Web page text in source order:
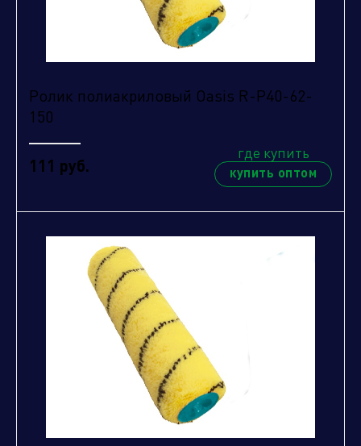
Нажимая кнопку "отправить", вы соглашаетесь
условиями обработки персональных данных.
Отправить
Ролик полиакриловый Oasis R-P40-62-
150
111 руб.
где купить
купить оптом